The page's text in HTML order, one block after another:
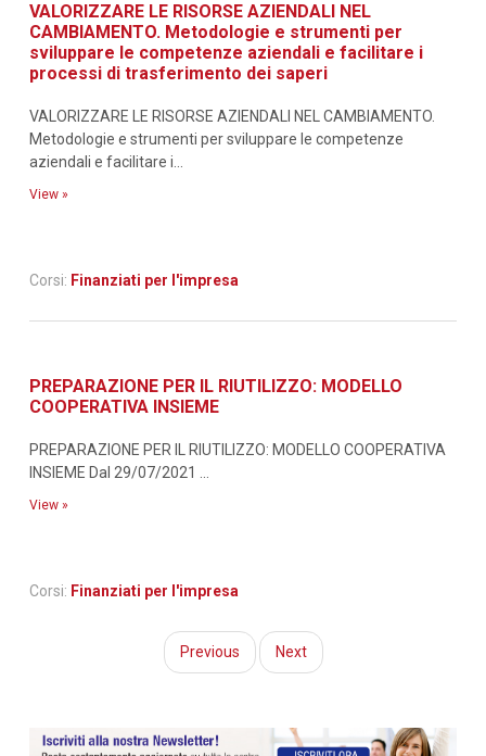
VALORIZZARE LE RISORSE AZIENDALI NEL
CAMBIAMENTO. Metodologie e strumenti per
sviluppare le competenze aziendali e facilitare i
processi di trasferimento dei saperi
VALORIZZARE LE RISORSE AZIENDALI NEL CAMBIAMENTO.
Metodologie e strumenti per sviluppare le competenze
aziendali e facilitare i...
View »
Corsi: Finanziati per l'impresa
PREPARAZIONE PER IL RIUTILIZZO: MODELLO
COOPERATIVA INSIEME
PREPARAZIONE PER IL RIUTILIZZO: MODELLO COOPERATIVA
INSIEME Dal 29/07/2021 ...
View »
Corsi: Finanziati per l'impresa
Previous Next